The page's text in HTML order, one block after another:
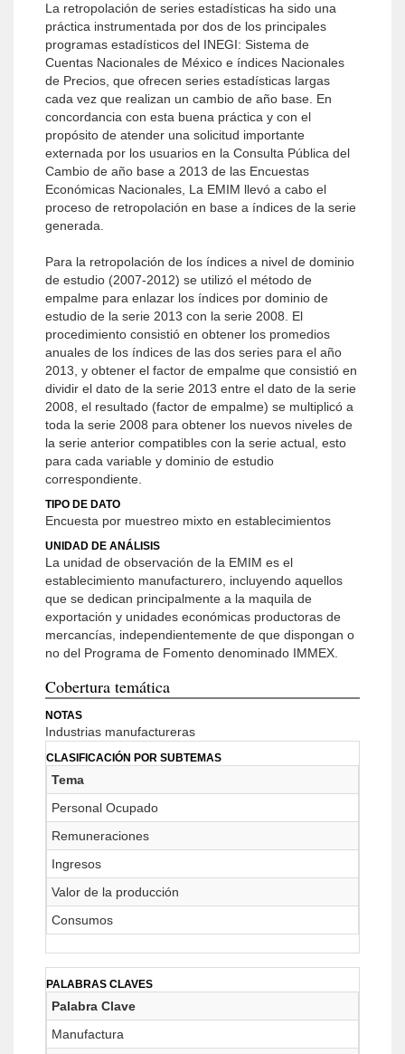
La retropolación de series estadísticas ha sido una
práctica instrumentada por dos de los principales
programas estadísticos del INEGI: Sistema de
Cuentas Nacionales de México e índices Nacionales
de Precios, que ofrecen series estadísticas largas
cada vez que realizan un cambio de año base. En
concordancia con esta buena práctica y con el
propósito de atender una solicitud importante
externada por los usuarios en la Consulta Pública del
Cambio de año base a 2013 de las Encuestas
Económicas Nacionales, La EMIM llevó a cabo el
proceso de retropolación en base a índices de la serie
generada.
Para la retropolación de los índices a nivel de dominio
de estudio (2007-2012) se utilizó el método de
empalme para enlazar los índices por dominio de
estudio de la serie 2013 con la serie 2008. El
procedimiento consistió en obtener los promedios
anuales de los índices de las dos series para el año
2013, y obtener el factor de empalme que consistió en
dividir el dato de la serie 2013 entre el dato de la serie
2008, el resultado (factor de empalme) se multiplicó a
toda la serie 2008 para obtener los nuevos niveles de
la serie anterior compatibles con la serie actual, esto
para cada variable y dominio de estudio
correspondiente.
TIPO DE DATO
Encuesta por muestreo mixto en establecimientos
UNIDAD DE ANÁLISIS
La unidad de observación de la EMIM es el
establecimiento manufacturero, incluyendo aquellos
que se dedican principalmente a la maquila de
exportación y unidades económicas productoras de
mercancías, independientemente de que dispongan o
no del Programa de Fomento denominado IMMEX.
Cobertura temática
NOTAS
Industrias manufactureras
CLASIFICACIÓN POR SUBTEMAS
Tema
Personal Ocupado
Remuneraciones
Ingresos
Valor de la producción
Consumos
PALABRAS CLAVES
Palabra Clave
Manufactura